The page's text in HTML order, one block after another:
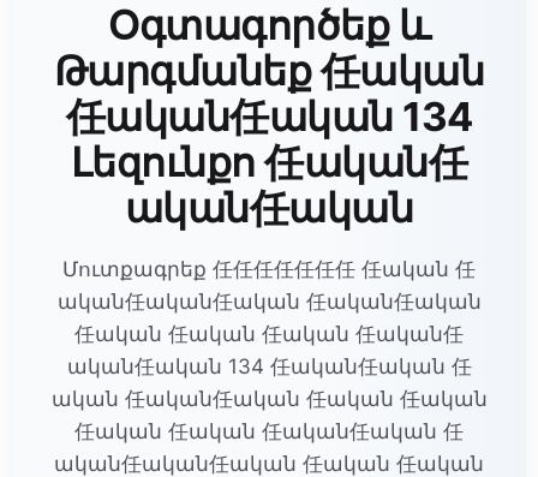
Օգտագործեք և
Թարգմանեք 任ական
任ական任ական 134
Լեզունքո 任ական任
ական任ական
Մուտքագրեք 任任任任任任任 任ական 任
ական任ական任ական 任ական任ական
任ական 任ական 任ական 任ական任
ական任ական 134 任ական任ական 任
ական 任ական任ական 任ական 任ական
任ական 任ական 任ական任ական 任
ական任ական任ական 任ական 任ական